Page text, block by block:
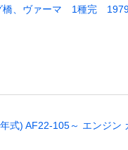
橋、ヴァーマ 1種完
式) AF22-105～ エンジン